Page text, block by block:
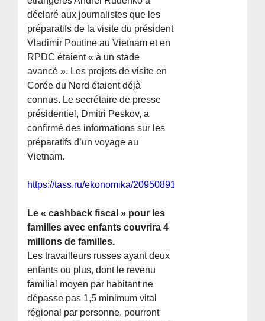
déclaré aux journalistes que les
préparatifs de la visite du président
Vladimir Poutine au Vietnam et en
RPDC étaient « à un stade
avancé ». Les projets de visite en
Corée du Nord étaient déjà
connus. Le secrétaire de presse
présidentiel, Dmitri Peskov, a
confirmé des informations sur les
préparatifs d’un voyage au
Vietnam.
https://tass.ru/ekonomika/20950891
Le « cashback fiscal » pour les
familles avec enfants couvrira 4
millions de familles.
Les travailleurs russes ayant deux
enfants ou plus, dont le revenu
familial moyen par habitant ne
dépasse pas 1,5 minimum vital
régional par personne, pourront